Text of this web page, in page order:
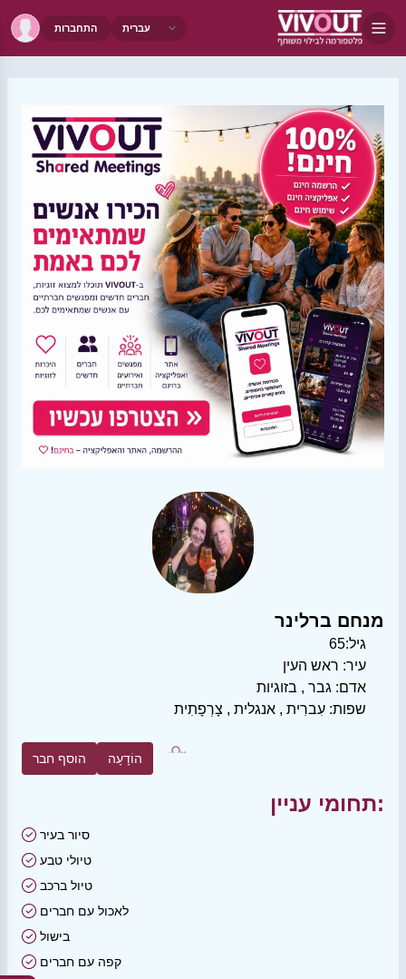
התחברות
מנחם ברלינר
גיל:65
עיר: ראש העין
אדם: גבר , בזוגיות
שפות: עִברִית , אנגלית , צָרְפָתִית
הוסף חבר הוֹדָעָה
תחומי עניין:
סיור בעיר
טיולי טבע
טיול ברכב
לאכול עם חברים
בישול
קפה עם חברים